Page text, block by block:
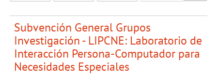
Subvención General Grupos
Investigación - LIPCNE: Laboratorio de
Interacción Persona-Computador para
Necesidades Especiales